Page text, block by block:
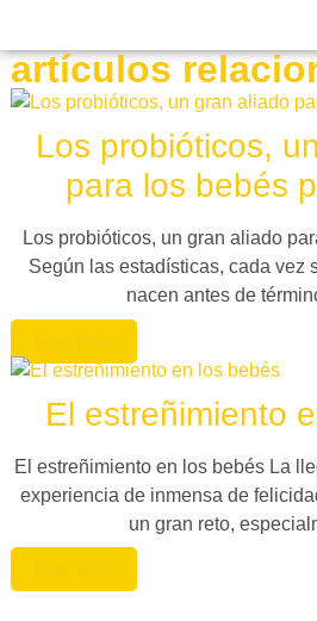
artículos
Los probióticos,
para los bebés
Los probióticos, un gran aliado
Según las estadísticas, cada vez
nacen antes de
El estreñimiento
El estreñimiento en los bebés La
experiencia de inmensa de
un gran reto,